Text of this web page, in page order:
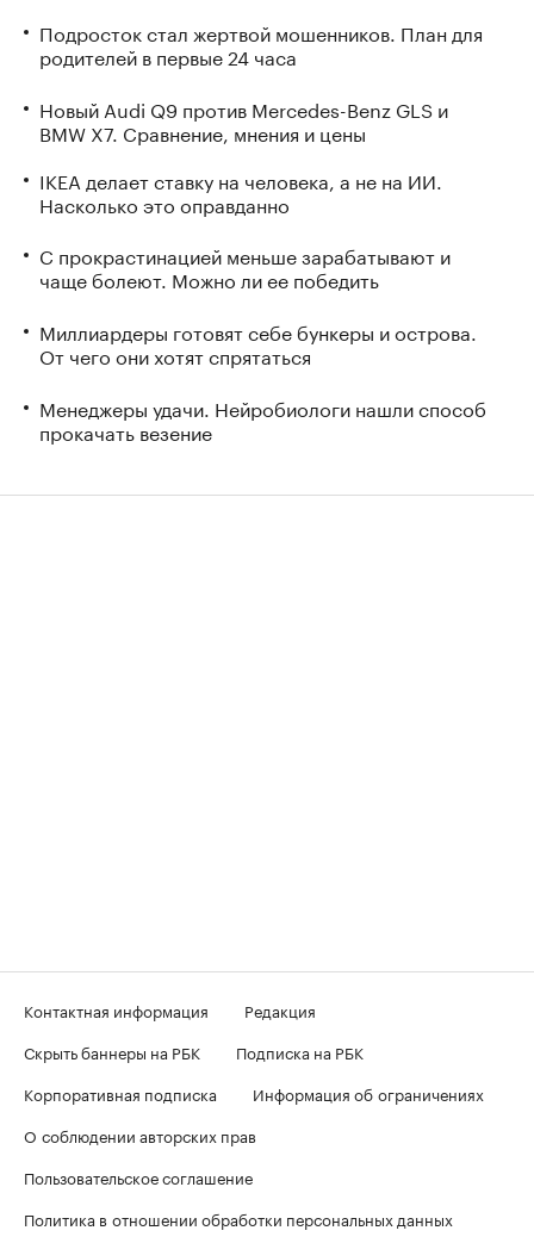
Подросток стал жертвой мошенников. План для
родителей в первые 24 часа
Новый Audi Q9 против Mercedes-Benz GLS и
BMW X7. Сравнение, мнения и цены
IKEA делает ставку на человека, а не на ИИ.
Насколько это оправданно
С прокрастинацией меньше зарабатывают и
чаще болеют. Можно ли ее победить
Миллиардеры готовят себе бункеры и острова.
От чего они хотят спрятаться
Менеджеры удачи. Нейробиологи нашли способ
прокачать везение
Контактная информация
Редакция
Скрыть баннеры на РБК
Подписка на РБК
Корпоративная подписка
Информация об ограничениях
О соблюдении авторских прав
Пользовательское соглашение
Политика в отношении обработки персональных данных